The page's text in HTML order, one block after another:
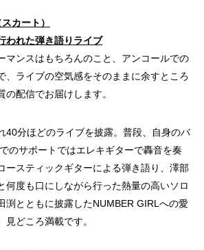
カート）
われた弾き語りライブ
マンスはもちろんのこと、アンコールでの
、ライブの空気感をそのままに余すところ
の配信でお届けします。
40分ほどのライブを披露。普段、自身のバ
のサポートではエレキギターで轟音を奏
ースティックギターによる弾き語り、澤部
何度も口にしながら行った熱量の高いソロ
渕とともに披露したNUMBER GIRLへの愛
見どころ満載です。